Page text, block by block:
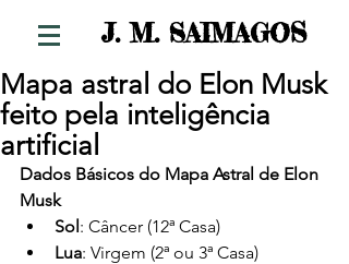
J. M. SAIMAGOS
Mapa astral do Elon Musk
feito pela inteligência
artificial
Dados Básicos do Mapa Astral de Elon
Musk
Sol: Câncer (12ª Casa)
Lua: Virgem (2ª ou 3ª Casa)